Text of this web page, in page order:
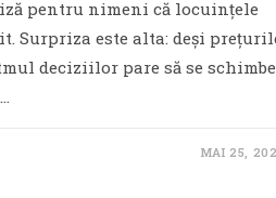
pentru nimeni că locuințele
Surpriza este alta: deși
deciziilor pare să se
MAI 25,